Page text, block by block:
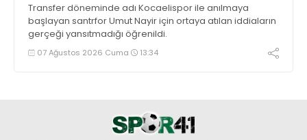
Transfer döneminde adı Kocaelispor ile anılmaya
başlayan santrfor Umut Nayir için ortaya atılan iddiaların
gerçeği yansıtmadığı öğrenildi.
07 Ağustos 2026 Cuma 13:34